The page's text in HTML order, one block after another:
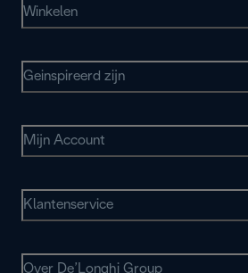
Winkelen
Geinspireerd zijn
Mijn Account
Klantenservice
Over De’Longhi Group